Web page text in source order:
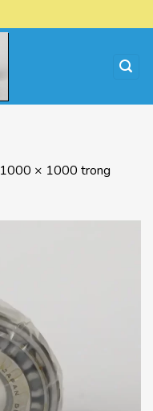
1000 × 1000 trong